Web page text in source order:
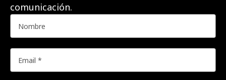
comunicación.